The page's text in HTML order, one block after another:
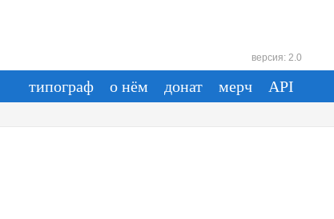
версия: 2.0
типограф о нём донат мерч API